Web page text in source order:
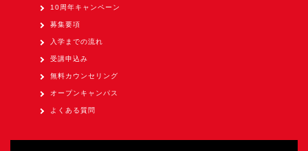
Tsumiki Community Day 2026
（5/27～28 秋葉原UDX）に出展。
《求人》
10周年キャンペーン
募集要項
入学までの流れ
受講申込み
無料カウンセリング
オープンキャンパス
よくある質問